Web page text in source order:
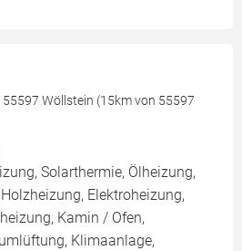
Wöllstein (15km von 55597
Solarthermie, Ölheizung,
Elektroheizung,
Kamin / Ofen,
Klimaanlage,